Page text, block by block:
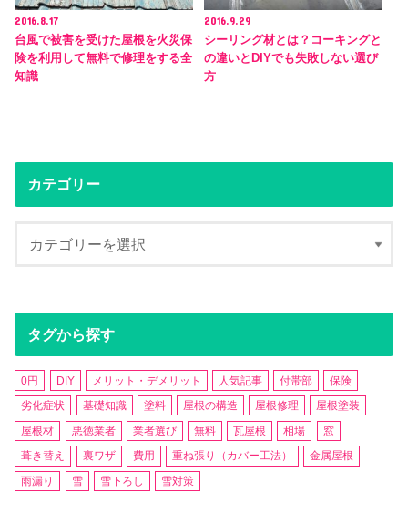
2016.8.17
台風で被害を受けた屋根を火災保
険を利用して無料で修理をする全
知識
2016.9.29
シーリング材とは？コーキングと
の違いとDIYでも失敗しない選び
方
カテゴリー
タグから探す
0円 DIY メリット・デメリット 人気記事 付帯部
保険
劣化症状
基礎知識 塗料 屋根の構造 屋根修理
屋根塗装
屋根材
悪徳業者 業者選び 無料 瓦屋根 相場
窓
葺き替え
裏ワザ 費用 重ね張り（カバー工法）
金属屋根
雨漏り
雪 雪下ろし 雪対策